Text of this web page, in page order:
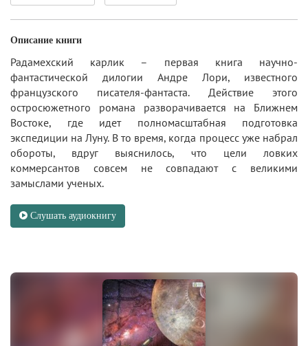
Описание книги
Радамехский карлик – первая книга научно-
фантастической дилогии Андре Лори, известного
французского писателя-фантаста. Действие этого
остросюжетного романа разворачивается на Ближнем
Востоке, где идет полномасштабная подготовка
экспедиции на Луну. В то время, когда процесс уже набрал
обороты, вдруг выяснилось, что цели ловких
коммерсантов совсем не совпадают с великими
замыслами ученых.
Слушать аудиокнигу